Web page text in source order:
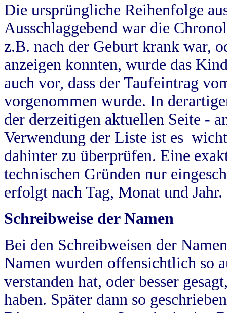
Die ursprüngliche Reihenfolge
Ausschlaggebend war die
z.B. nach der Geburt krank war,
anzeigen konnten, wurde das
auch vor, dass der Taufeintrag
vorgenommen wurde. In
der derzeitigen aktuellen Seite -
Verwendung der Liste ist es
dahinter zu überprüfen. Eine
technischen Gründen nur
erfolgt nach Tag, Monat und Jahr.
Schreibweise der Namen
Bei den Schreibweisen der
Namen wurden offensichtlich so
verstanden hat, oder besser
haben. Später dann so